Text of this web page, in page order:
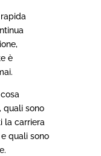
è
quali sono
la carriera
quali sono